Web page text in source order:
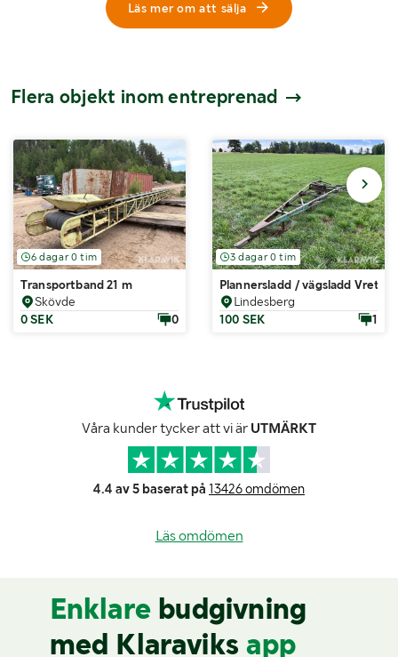
Läs mer om att sälja
Flera objekt inom entreprenad
6 dagar 0 tim
Transportband 21 m
Skövde
0 SEK
0
3 dagar 0 tim
Plannersladd / vägsladd Vreten
Lindesberg
100 SEK
1
Våra kunder tycker att vi är UTMÄRKT
4.4 av 5 baserat på 13426 omdömen
Läs omdömen
Enklare budgivning
med Klaraviks app